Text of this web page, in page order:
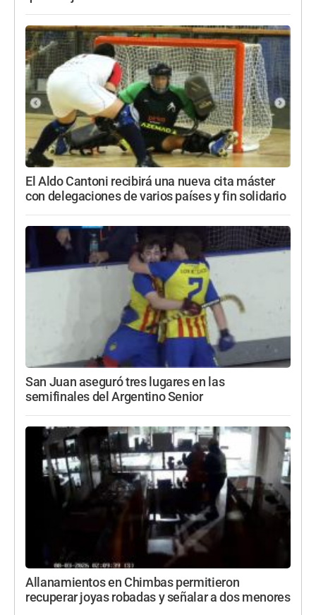
El Aldo Cantoni recibirá una nueva cita máster
con delegaciones de varios países y fin solidario
San Juan aseguró tres lugares en las
semifinales del Argentino Senior
Allanamientos en Chimbas permitieron
recuperar joyas robadas y señalar a dos menores